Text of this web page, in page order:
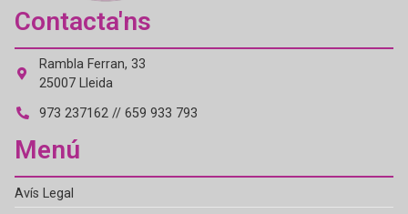
Contacta'ns
Rambla Ferran, 33
25007 Lleida
973 237162 // 659 933 793
Menú
Avís Legal